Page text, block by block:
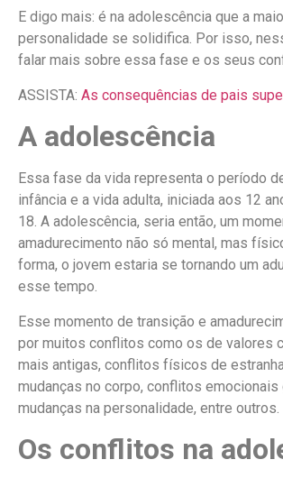
E digo mais: é na adolescência que a
personalidade se solidifica. Por isso,
falar mais sobre essa fase e os seus
ASSISTA: As consequências de pais
A adolescência
Essa fase da vida representa o período
infância e a vida adulta, iniciada aos 12
18. A adolescência, seria então, um
amadurecimento não só mental, mas
forma, o jovem estaria se tornando um
esse tempo.
Esse momento de transição e
por muitos conflitos como os de valores
mais antigas, conflitos físicos de
mudanças no corpo, conflitos
mudanças na personalidade, entre outros.
Os conflitos na